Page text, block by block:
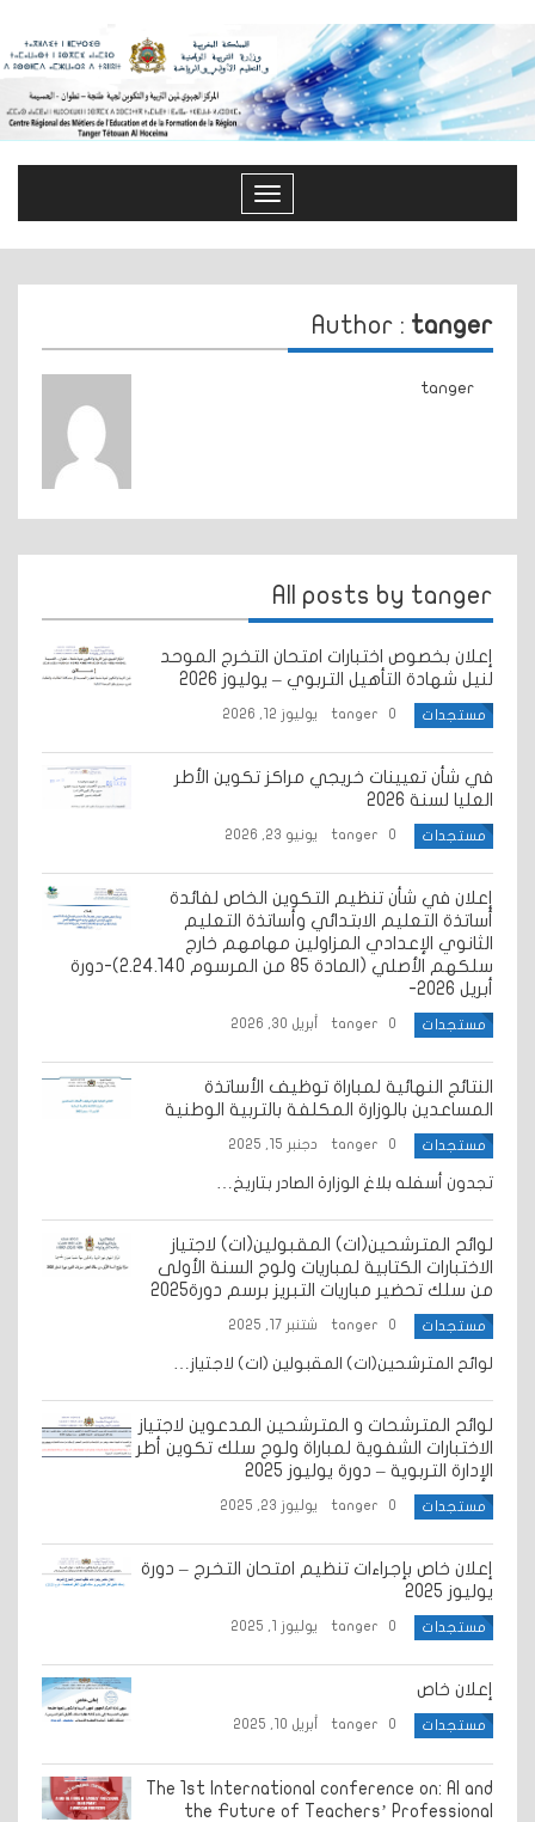
Toggle
navigation
Author : tanger
tanger
All posts by tanger
إعلان بخصوص اختبارات امتحان التخرج الموحد
لنيل شهادة التأهيل التربوي – يوليوز 2026
مستجدات 0
tanger يوليوز 12, 2026
في شأن تعيينات خريجي مراكز تكوين الأطر
العليا لسنة 2026
مستجدات 0
tanger يونيو 23, 2026
إعلان في شأن تنظيم التكوين الخاص لفائدة
أساتذة التعليم الابتدائي وأساتذة التعليم
الثانوي الإعدادي المزاولين مهامهم خارج
سلكهم الأصلي (المادة 85 من المرسوم 2.24.140)-دورة
أبريل 2026-
مستجدات 0
tanger أبريل 30, 2026
النتائج النهائية لمباراة توظيف الأساتذة
المساعدين بالوزارة المكلفة بالتربية الوطنية
مستجدات 0
tanger دجنبر 15, 2025
تجدون أسفله بلاغ الوزارة الصادر بتاريخ…
لوائح المترشحين(ات) المقبولين(ات) لاجتياز
الاختبارات الكتابية لمباريات ولوج السنة الأولى
من سلك تحضير مباريات التبريز برسم دورة2025
مستجدات 0
tanger شتنبر 17, 2025
لوائح المترشحين(ات) المقبولين (ات) لاجتياز…
لوائح المترشحات و المترشحين المدعوين لاجتياز
الاختبارات الشفوية لمباراة ولوج سلك تكوين أطر
الإدارة التربوية – دورة يوليوز 2025
مستجدات 0
tanger يوليوز 23, 2025
إعلان خاص بإجراءات تنظيم امتحان التخرج – دورة
يوليوز 2025
مستجدات 0
tanger يوليوز 1, 2025
إعلان خاص
مستجدات 0
tanger أبريل 10, 2025
The 1st International conference on: AI and
the Future of Teachers’ Professional